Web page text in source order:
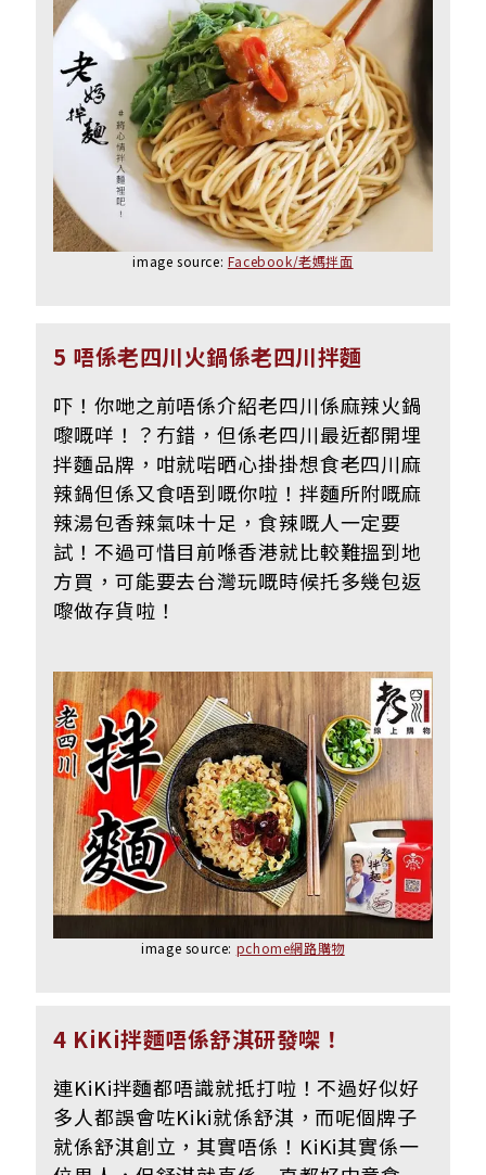
image source: Facebook/老媽拌面
5 唔係老四川火鍋係老四川拌麵
吓！你哋之前唔係介紹老四川係麻辣火鍋
嚟嘅咩！？冇錯，但係老四川最近都開埋
拌麵品牌，咁就啱晒心掛掛想食老四川麻
辣鍋但係又食唔到嘅你啦！拌麵所附嘅麻
辣湯包香辣氣味十足，食辣嘅人一定要
試！不過可惜目前喺香港就比較難搵到地
方買，可能要去台灣玩嘅時候托多幾包返
嚟做存貨啦！
image source: pchome網路購物
4 KiKi拌麵唔係舒淇研發㗎！
連KiKi拌麵都唔識就抵打啦！不過好似好
多人都誤會咗Kiki就係舒淇，而呢個牌子
就係舒淇創立，其實唔係！KiKi其實係一